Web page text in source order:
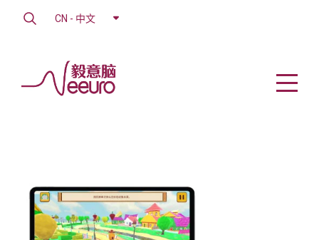
CN - 中文